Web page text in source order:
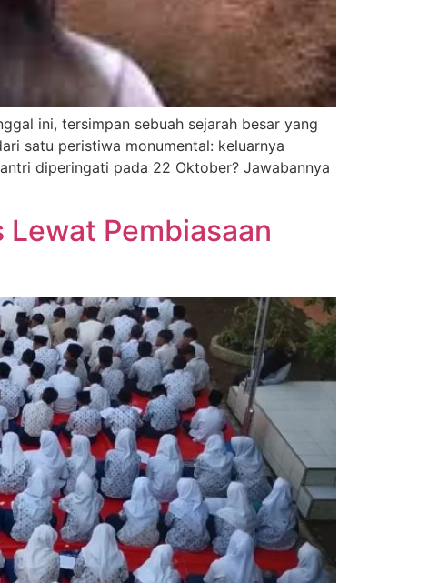
ini, tersimpan sebuah sejarah besar yang
satu peristiwa monumental: keluarnya
diperingati pada 22 Oktober? Jawabannya
Pembiasaan